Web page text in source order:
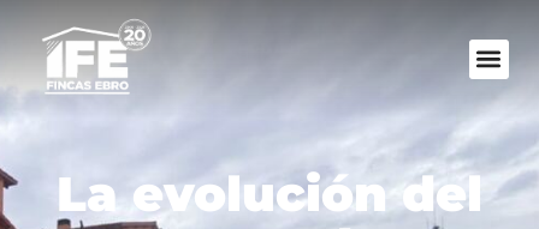
La evolución del